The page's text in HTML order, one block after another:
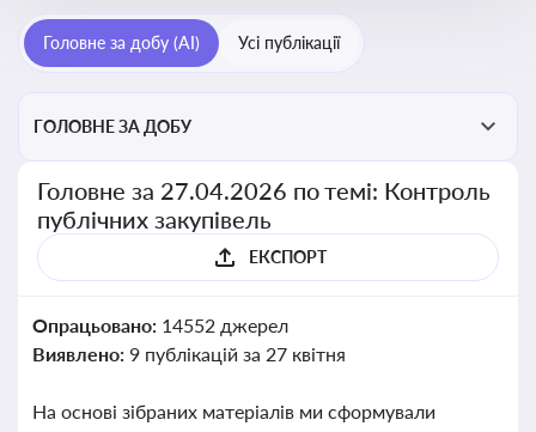
юристам і бухгалтерам — забезпечити відповідність
законодавству
Головне за добу (AI) Усі публікації
ГОЛОВНЕ ЗА ДОБУ
Головне за 27.04.2026 по темі: Контроль
публічних закупівель
ЕКСПОРТ
Опрацьовано: 14552 джерел
Виявлено: 9 публікацій за 27 квітня
На основі зібраних матеріалів ми сформували